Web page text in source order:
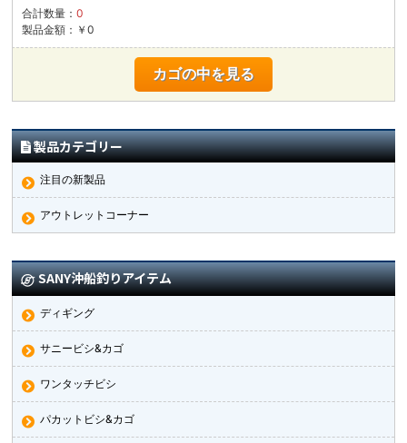
合計数量：0
製品金額：￥0
カゴの中を見る
製品カテゴリー
注目の新製品
アウトレットコーナー
SANY沖船釣りアイテム
ディギング
サニービシ&カゴ
ワンタッチビシ
パカットビシ&カゴ